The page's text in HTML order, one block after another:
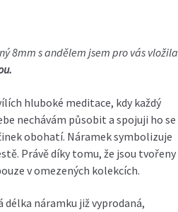
8mm s andělem jsem pro vás vložila
hluboké meditace, kdy každý
nechávám působit a spojuji ho se
obohatí. Náramek symbolizuje
Právě díky tomu, že jsou tvořeny
v omezených kolekcích.
délka náramku již vyprodaná,